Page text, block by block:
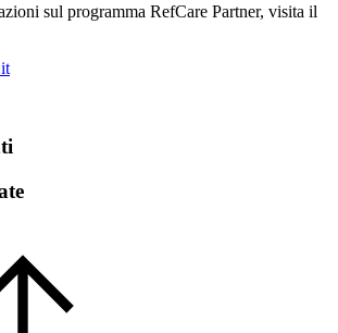
sul programma RefCare Partner, visita il